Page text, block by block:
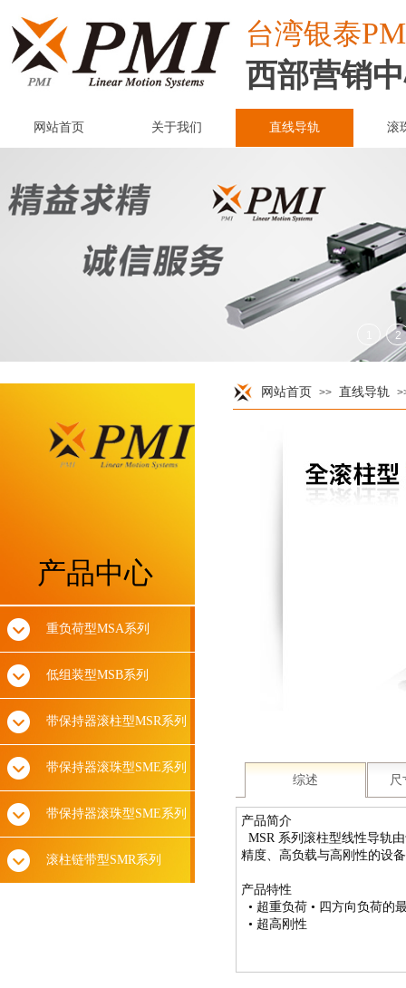
网站首页 >> 直线导轨
综述 尺
产品简介
MSR 系列滚柱型线性导轨
精度、高负载与高刚性的设
产品特性
• 超重负荷 • 四方向负荷的
• 超高刚性
产品中心
重负荷型MSA系列
低组装型MSB系列
带保持器滚柱型MSR系列
带保持器滚珠型SME系列
带保持器滚珠型SME系列
滚柱链带型SMR系列
台湾银泰
西部营销
网站首页 关于我们 直线导轨 滚